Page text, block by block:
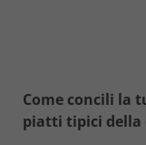
Come concili la
piatti tipici della